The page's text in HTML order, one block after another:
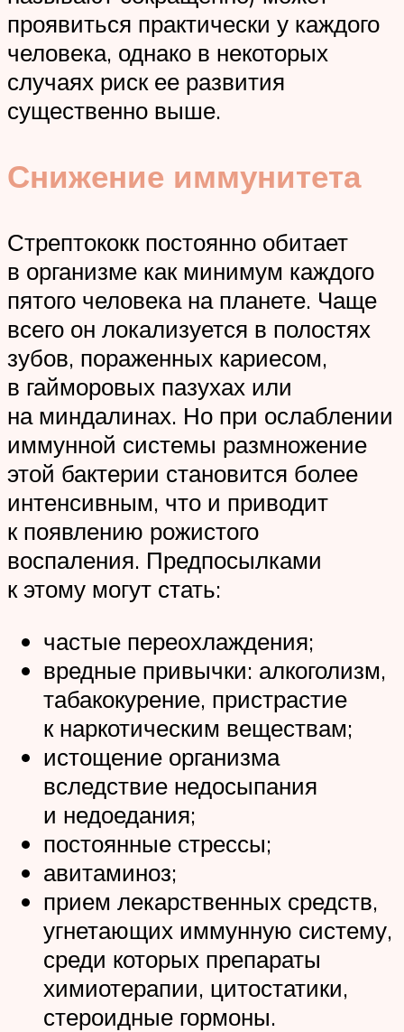
проявиться практически у каждого
человека, однако в некоторых
случаях риск ее развития
существенно выше.
Снижение иммунитета
Стрептококк постоянно обитает
в организме как минимум каждого
пятого человека на планете. Чаще
всего он локализуется в полостях
зубов, пораженных кариесом,
в гайморовых пазухах или
на миндалинах. Но при ослаблении
иммунной системы размножение
этой бактерии становится более
интенсивным, что и приводит
к появлению рожистого
воспаления. Предпосылками
к этому могут стать:
частые переохлаждения;
вредные привычки: алкоголизм,
табакокурение, пристрастие
к наркотическим веществам;
истощение организма
вследствие недосыпания
и недоедания;
постоянные стрессы;
авитаминоз;
прием лекарственных средств,
угнетающих иммунную систему,
среди которых препараты
химиотерапии, цитостатики,
стероидные гормоны.